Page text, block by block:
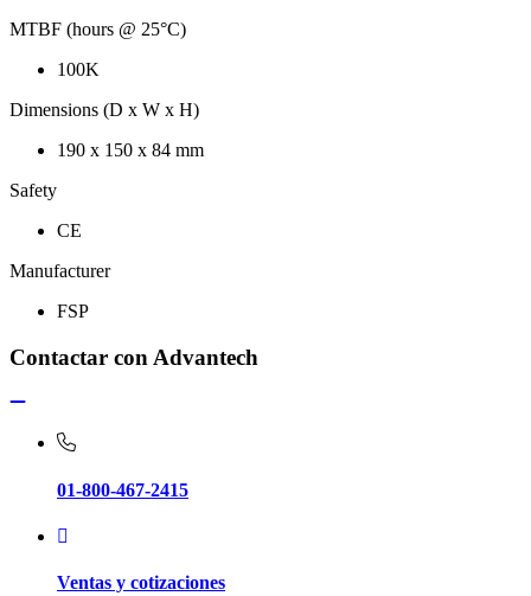
MTBF (hours @ 25°C)
100K
Dimensions (D x W x H)
190 x 150 x 84 mm
Safety
CE
Manufacturer
FSP
Contactar con Advantech
01-800-467-2415
Ventas y cotizaciones